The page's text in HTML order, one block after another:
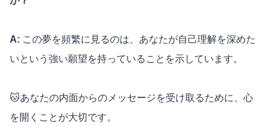
A: この夢を頻繁に見るのは、あなたが自己理解を深めた
いという強い願望を持っていることを示しています。
🐱あなたの内面からのメッセージを受け取るために、心
を開くことが大切です。